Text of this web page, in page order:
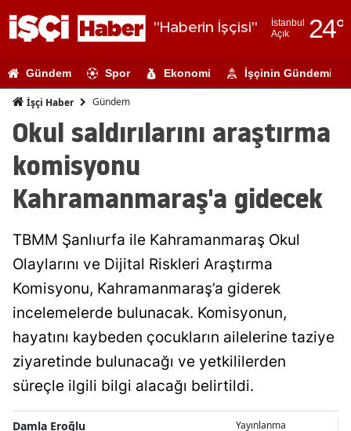
"Haberin İşçisi"
İstanbul
Açık
24°
Adıyaman
Ağrı
Ankara
Antalya
Balıkesir
Gündem Spor Ekonomi İşçinin Gündemi
İşçi Haber Gündem
Okul saldırılarını araştırma
komisyonu
Kahramanmaraş'a gidecek
TBMM Şanlıurfa ile Kahramanmaraş Okul
Olaylarını ve Dijital Riskleri Araştırma
Komisyonu, Kahramanmaraş’a giderek
incelemelerde bulunacak. Komisyonun,
hayatını kaybeden çocukların ailelerine taziye
ziyaretinde bulunacağı ve yetkililerden
süreçle ilgili bilgi alacağı belirtildi.
Damla Eroğlu
Yayınlanma